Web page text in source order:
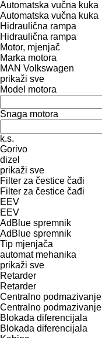
Automatska vučna kuka
Automatska vučna kuka
Hidraulična rampa
Hidraulična rampa
Motor, mjenjač
Marka motora
MAN Volkswagen
prikaži sve
Model motora
Snaga motora
k.s.
Gorivo
dizel
prikaži sve
Filter za čestice čađi
Filter za čestice čađi
EEV
EEV
AdBlue spremnik
AdBlue spremnik
Tip mјenjača
automat mehanika
prikaži sve
Retarder
Retarder
Centralno podmazivanje
Centralno podmazivanje
Blokada diferencijala
Blokada diferencijala